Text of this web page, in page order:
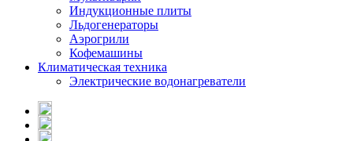
Индукционные плиты
Льдогенераторы
Аэрогрили
Кофемашины
Климатическая техника
Электрические водонагреватели